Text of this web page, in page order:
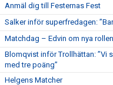
Anmäl dig till Festernas Fest
Salker inför superfredagen:
Matchdag – Edvin om nya
Blomqvist inför Trollhättan: ”Vi
med tre poäng”
Helgens Matcher